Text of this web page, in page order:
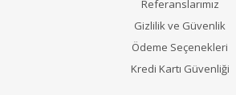
Referanslarımız
Gizlilik ve Güvenlik
Ödeme Seçenekleri
Kredi Kartı Güvenliği